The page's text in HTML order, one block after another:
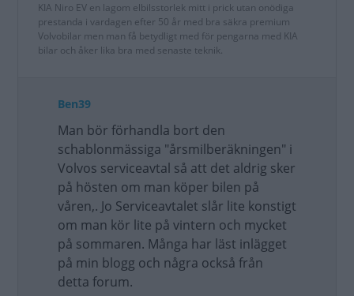
KIA Niro EV en lagom elbilsstorlek mitt i prick utan onödiga
prestanda i vardagen efter 50 år med bra säkra premium
Volvobilar men man få betydligt med för pengarna med KIA
bilar och åker lika bra med senaste teknik.
Ben39
Man bör förhandla bort den
schablonmässiga "årsmilberäkningen" i
Volvos serviceavtal så att det aldrig sker
på hösten om man köper bilen på
våren,. Jo Serviceavtalet slår lite konstigt
om man kör lite på vintern och mycket
på sommaren. Många har läst inlägget
på min blogg och några också från
detta forum.